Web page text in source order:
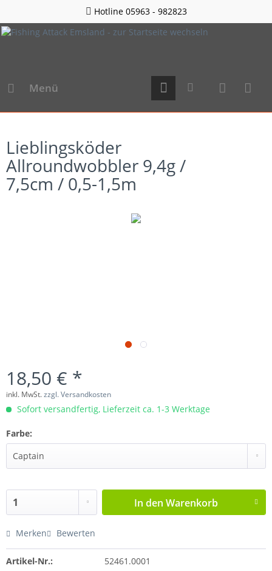
Hotline 05963 - 982823
Menü
Lieblingsköder
Allroundwobbler 9,4g /
7,5cm / 0,5-1,5m
18,50 € *
inkl. MwSt.zzgl. Versandkosten
Sofort versandfertig, Lieferzeit ca. 1-3 Werktage
Farbe:
In den Warenkorb
Merken Bewerten
Artikel-Nr.: 52461.0001